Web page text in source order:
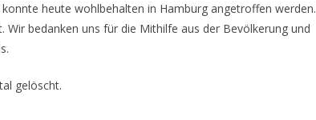
heute wohlbehalten in Hamburg angetroffen werden.
bedanken uns für die Mithilfe aus der Bevölkerung und
gelöscht.